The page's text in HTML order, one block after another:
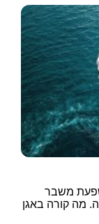
משבר
מה קורה באגן